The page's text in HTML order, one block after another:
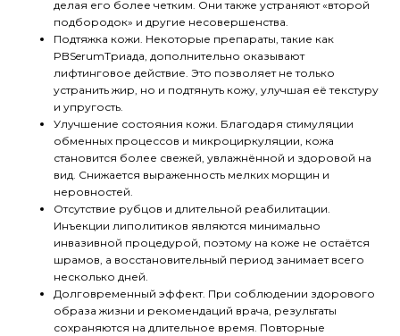
делая его более четким. Они также устраняют «второй
подбородок» и другие несовершенства.
Подтяжка кожи. Некоторые препараты, такие как
PBSerumТриада, дополнительно оказывают
лифтинговое действие. Это позволяет не только
устранить жир, но и подтянуть кожу, улучшая её текстуру
и упругость.
Улучшение состояния кожи. Благодаря стимуляции
обменных процессов и микроциркуляции, кожа
становится более свежей, увлажнённой и здоровой на
вид. Снижается выраженность мелких морщин и
неровностей.
Отсутствие рубцов и длительной реабилитации.
Инъекции липолитиков являются минимально
инвазивной процедурой, поэтому на коже не остаётся
шрамов, а восстановительный период занимает всего
несколько дней.
Долговременный эффект. При соблюдении здорового
образа жизни и рекомендаций врача, результаты
сохраняются на длительное время. Повторные